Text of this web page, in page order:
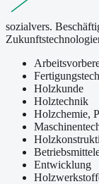
sozialvers.
Holzkunde
Holztechnik
Holzchemie,
Entwicklung